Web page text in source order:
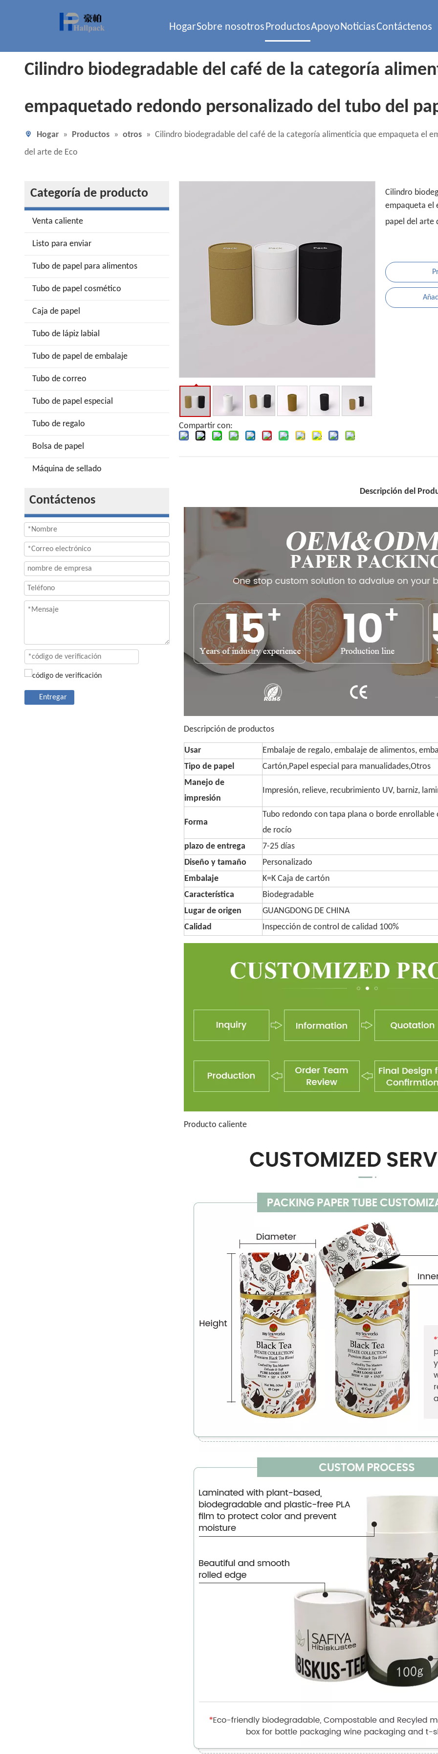
HogarSobre nosotrosProductosApoyoNoticiasContáctenos
Cilindro biodegradable del café de la categoría
empaquetado redondo personalizado del tubo del
Hogar » Productos » otros » Cilindro biodegradable del café de la categoría alimenticia que empaqueta el
del arte de Eco
Categoría de producto
Venta caliente
Listo para enviar
Tubo de papel para alimentos
Tubo de papel cosmético
Caja de papel
Tubo de lápiz labial
Tubo de papel de embalaje
Tubo de correo
Tubo de papel especial
Tubo de regalo
Bolsa de papel
Máquina de sellado
Contáctenos
Entregar
Compartir con:
Cilindro
empaqueta el
papel del arte
Descripción del
Descripción de productos
Usar
Embalaje de regalo, embalaje de alimentos,
Tipo de papel
Cartón,Papel especial para manualidades,Otros
Manejo de
impresión
Impresión, relieve, recubrimiento UV, barniz,
Forma
Tubo redondo con tapa plana o borde
de rocío
plazo de entrega
7-25 días
Diseño y tamaño
Personalizado
Embalaje
K=K Caja de cartón
Característica
Biodegradable
Lugar de origen
GUANGDONG DE CHINA
Calidad
Inspección de control de calidad 100%
Producto caliente